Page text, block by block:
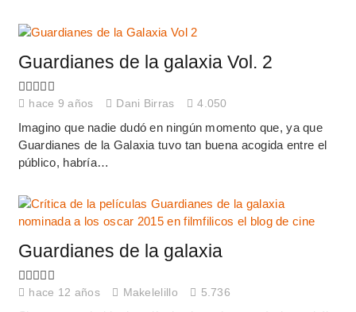
Guardianes de la galaxia Vol. 2
hace 9 años Dani Birras 4.050
Imagino que nadie dudó en ningún momento que, ya que
Guardianes de la Galaxia tuvo tan buena acogida entre el
público, habría…
Guardianes de la galaxia
hace 12 años Makelelillo 5.736